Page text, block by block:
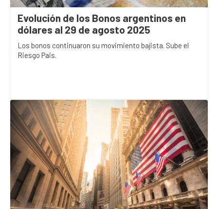
Evolución de los Bonos argentinos en
dólares al 29 de agosto 2025
Los bonos continuaron su movimiento bajista. Sube el
Riesgo Pais.